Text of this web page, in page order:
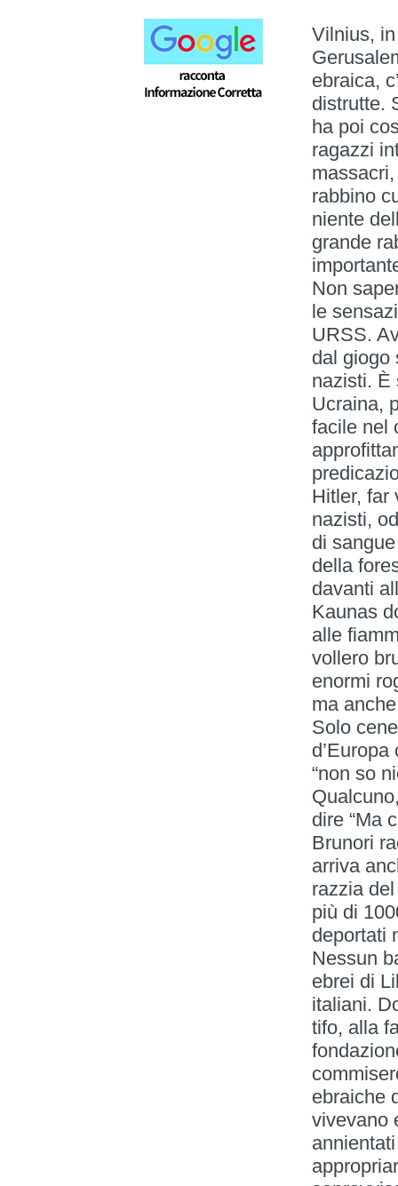
Vilnius,
ebraica,
distrutte.
ha poi
ragazzi
rabbino
niente
grande
Non
le
URSS.
dal giogo
nazisti. È
Ucraina,
facile nel
Hitler, far
nazisti,
di
della
davanti
Kaunas
alle
vollero
enormi
ma
Solo
“non so
dire “Ma
Brunori
arriva
razzia
più di
deportati
Nessun
ebrei di
italiani.
tifo, alla
ebraiche
vivevano